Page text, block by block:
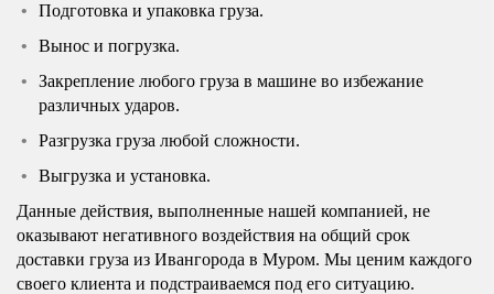
Подготовка и упаковка груза.
Вынос и погрузка.
Закрепление любого груза в машине во избежание
различных ударов.
Разгрузка груза любой сложности.
Выгрузка и установка.
Данные действия, выполненные нашей компанией, не
оказывают негативного воздействия на общий срок
доставки груза из Ивангорода в Муром. Мы ценим каждого
своего клиента и подстраиваемся под его ситуацию.